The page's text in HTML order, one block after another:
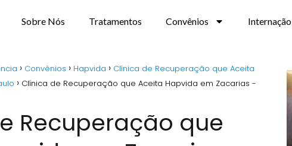
Sobre Nós Tratamentos Convênios Internação
Convênios Hapvida
Clínica de Recuperação que Aceita
Clínica de Recuperação que Aceita Hapvida em Zacarias -
Recuperação que